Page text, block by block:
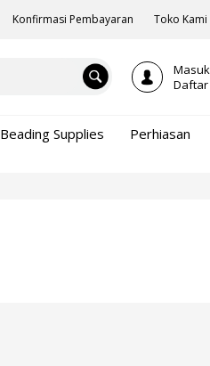
Konfirmasi Pembayaran Toko Kami
Masuk
Daftar
Beading Supplies Perhiasan